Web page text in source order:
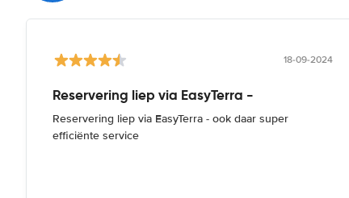
18-09-2024
Reservering liep via EasyTerra -
Reservering liep via EasyTerra - ook daar super
efficiënte service